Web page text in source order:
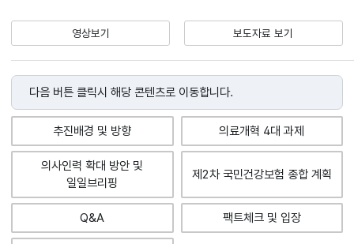
영상보기 보도자료 보기
다음 버튼 클릭시 해당 콘텐츠로 이동합니다.
추진배경 및 방향 의료개혁 4대 과제
의사인력 확대 방안 및
일일브리핑
제2차 국민건강보험 종합 계획
Q&A 팩트체크 및 입장